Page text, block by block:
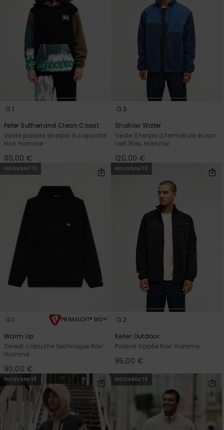
1
Peter Sutherland Clean Coast
Veste polaire sherpa à capuche
Noir Homme
110,00 €
3
Shallow Water
Veste Sherpa à fermeture éclair
vert Bleu Homme
120,00 €
NOUVEAUTÉ
1 PRIMALOFT® BIO™
Warm Up
Sweat capuche technique Noir
Homme
90,00 €
NOUVEAUTÉ
2
Keller Outdoor
Polaire zippée Noir Homme
95,00 €
NOUVEAUTÉ NOUVEAUTÉ